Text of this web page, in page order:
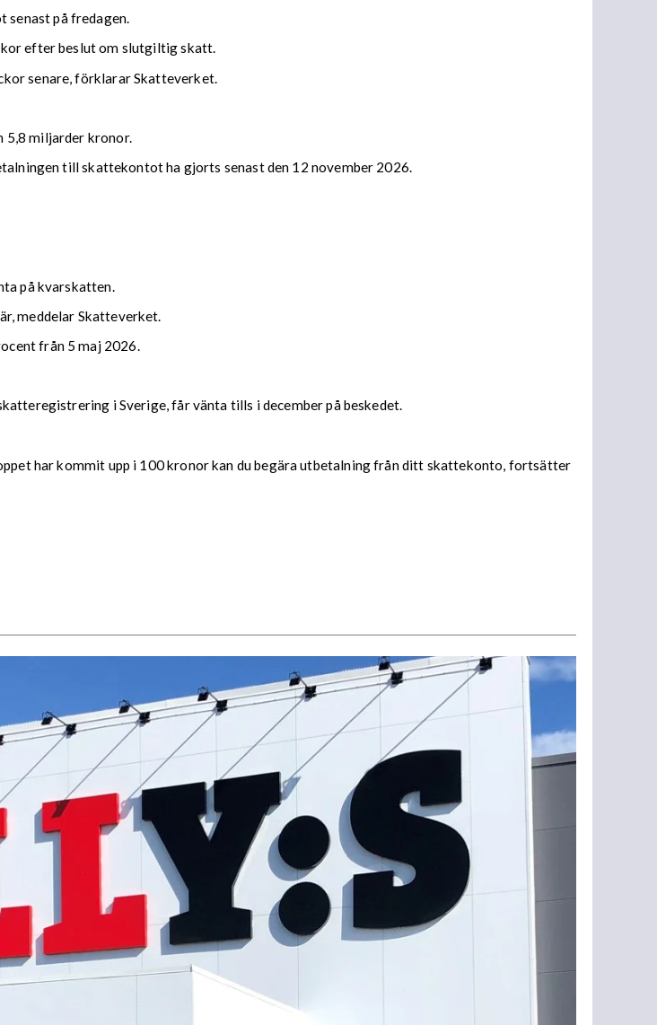
senast på fredagen.
efter beslut om slutgiltig skatt.
senare, förklarar Skatteverket.
5,8 miljarder kronor.
till skattekontot ha gjorts senast den 12 november 2026.
på kvarskatten.
meddelar Skatteverket.
från 5 maj 2026.
i Sverige, får vänta tills i december på beskedet.
har kommit upp i 100 kronor kan du begära utbetalning från ditt skattekonto, fortsätter